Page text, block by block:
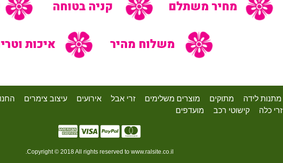
מתנות לידה מתוקים מוצרים משלימים זרי אבל אירועים עיצוב צימרים
זרי כלה קישוטי רכב מועדפים
Copyright © 2018 All rights reserved to www.ralsite.co.il.